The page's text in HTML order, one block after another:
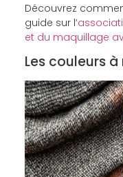
Découvrez
guide sur l’
et du maquillage
Les couleurs